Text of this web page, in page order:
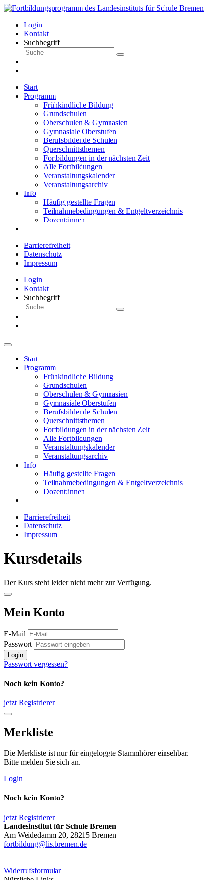
Login
Kontakt
Suchbegriff
Start
Programm
Frühkindliche Bildung
Grundschulen
Oberschulen & Gymnasien
Gymnasiale Oberstufen
Berufsbildende Schulen
Querschnittsthemen
Fortbildungen in der nächsten Zeit
Alle Fortbildungen
Veranstaltungskalender
Veranstaltungsarchiv
Info
Häufig gestellte Fragen
Teilnahmebedingungen & Entgeltverzeichnis
Dozent:innen
Barrierefreiheit
Datenschutz
Impressum
Login
Kontakt
Suchbegriff
Start
Programm
Frühkindliche Bildung
Grundschulen
Oberschulen & Gymnasien
Gymnasiale Oberstufen
Berufsbildende Schulen
Querschnittsthemen
Fortbildungen in der nächsten Zeit
Alle Fortbildungen
Veranstaltungskalender
Veranstaltungsarchiv
Info
Häufig gestellte Fragen
Teilnahmebedingungen & Entgeltverzeichnis
Dozent:innen
Barrierefreiheit
Datenschutz
Impressum
Kursdetails
Der Kurs steht leider nicht mehr zur Verfügung.
Mein Konto
E-Mail
Passwort
Login
Passwort vergessen?
Noch kein Konto?
jetzt Registrieren
Merkliste
Die Merkliste ist nur für eingeloggte Stammhörer einsehbar.
Bitte melden Sie sich an.
Login
Noch kein Konto?
jetzt Registrieren
Landesinstitut für Schule Bremen
Am Weidedamm 20, 28215 Bremen
fortbildung@lis.bremen.de
Widerrufsformular